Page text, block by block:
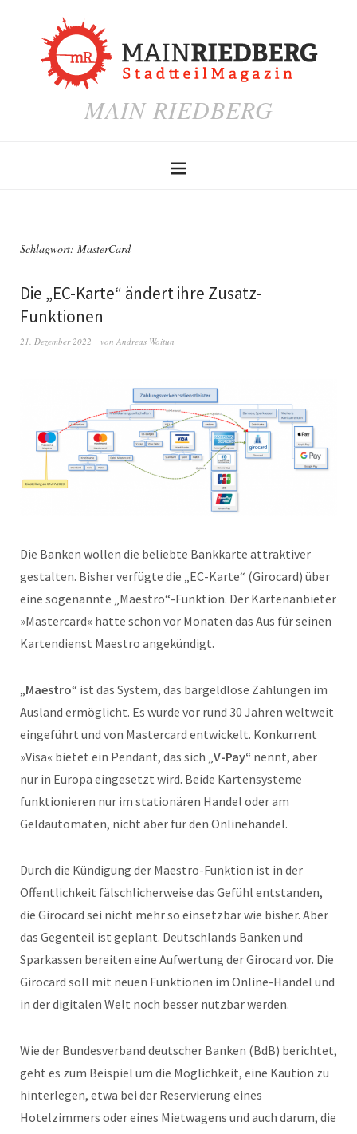
MAIN RIEDBERG
Schlagwort: MasterCard
Die „EC-Karte“ ändert ihre Zusatz-
Funktionen
21. Dezember 2022 von Andreas Woitun
Die Banken wollen die beliebte Bankkarte attraktiver
gestalten. Bisher verfügte die „EC-Karte“ (Girocard) über
eine sogenannte „Maestro“-Funktion. Der Kartenanbieter
»Mastercard« hatte schon vor Monaten das Aus für seinen
Kartendienst Maestro angekündigt.
Maestro“ ist das System, das bargeldlose Zahlungen im
Ausland ermöglicht. Es wurde vor rund 30 Jahren weltweit
eingeführt und von Mastercard entwickelt. Konkurrent
»Visa« bietet ein Pendant, das sich „ V-Pay“ nennt, aber
nur in Europa eingesetzt wird. Beide Kartensysteme
funktionieren nur im stationären Handel oder am
Geldautomaten, nicht aber für den Onlinehandel.
Durch die Kündigung der Maestro-Funktion ist in der
Öffentlichkeit fälschlicherweise das Gefühl entstanden,
die Girocard sei nicht mehr so einsetzbar wie bisher. Aber
das Gegenteil ist geplant. Deutschlands Banken und
Sparkassen bereiten eine Aufwertung der Girocard vor. Die
Girocard soll mit neuen Funktionen im Online-Handel und
in der digitalen Welt noch besser nutzbar werden.
Wie der Bundesverband deutscher Banken (BdB) berichtet,
geht es zum Beispiel um die Möglichkeit, eine Kaution zu
hinterlegen, etwa bei der Reservierung eines
Hotelzimmers oder eines Mietwagens und auch darum, die